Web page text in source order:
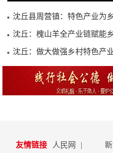
沈丘县周营镇：特色产业为
沈丘：槐山羊全产业链赋能
沈丘：做大做强乡村特色产
友情链接 人民网 |